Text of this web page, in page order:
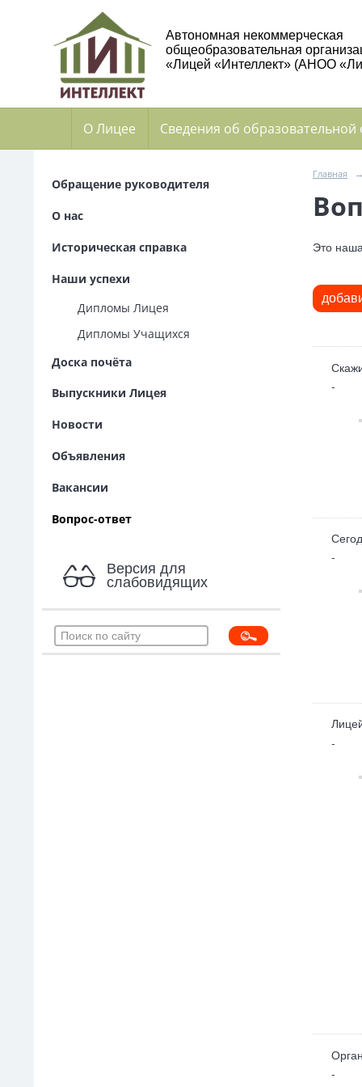
Автономная некоммерческая
общеобразовательная
«Лицей «Интеллект» (АНОО
О Лицее Сведения об образовательной
Обращение руководителя
О нас
Историческая справка
Наши успехи
Дипломы Лицея
Дипломы Учащихся
Доска почёта
Выпускники Лицея
Новости
Объявления
Вакансии
Вопрос-ответ
Версия для
слабовидящих
Главная →
Это
-
-
-
-